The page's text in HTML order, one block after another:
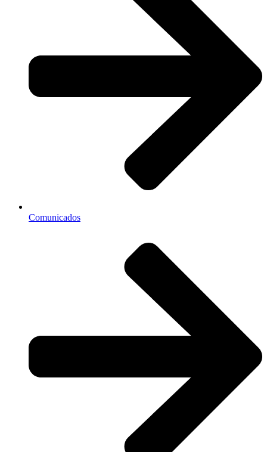
Comunicados